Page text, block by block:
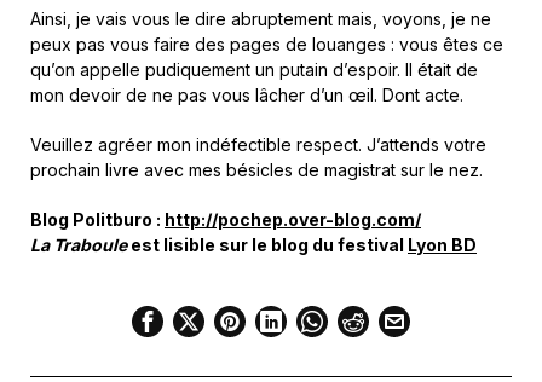
Ainsi, je vais vous le dire abruptement mais, voyons, je ne
peux pas vous faire des pages de louanges : vous êtes ce
qu’on appelle pudiquement un putain d’espoir. Il était de
mon devoir de ne pas vous lâcher d’un œil. Dont acte.
Veuillez agréer mon indéfectible respect. J’attends votre
prochain livre avec mes bésicles de magistrat sur le nez.
Blog Politburo : http://pochep.over-blog.com/
La Trabouleest lisible sur le blog du festival Lyon BD